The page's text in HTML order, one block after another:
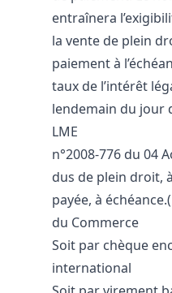
entraînera
la vente de plein
paiement à
taux de l’intérêt
lendemain du jour
LME
n°2008-776 du 04
dus de plein droit,
payée, à
du Commerce
Soit par chèque
international